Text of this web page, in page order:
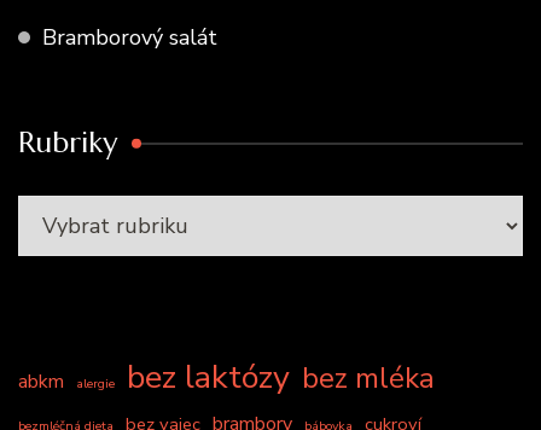
Bramborový salát
Rubriky
abkm alergie bez laktózy bez mléka
bezmléčná dieta bez vajec brambory bábovka cukroví